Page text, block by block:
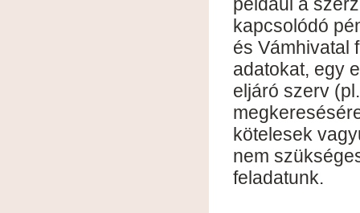
kapcsolódó
és Vámhivatal
adatokat, egy
eljáró szerv
kötelesek
nem
feladatunk.